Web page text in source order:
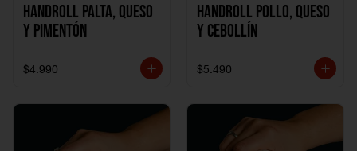
Handroll Palta, Queso
y Pimentón
$4.990
Handroll Pollo, Queso
y Cebollín
$5.490